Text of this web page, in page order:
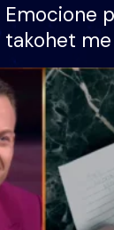
Emocione
takohet
vajzën dhe
S’kemi
apo jo?